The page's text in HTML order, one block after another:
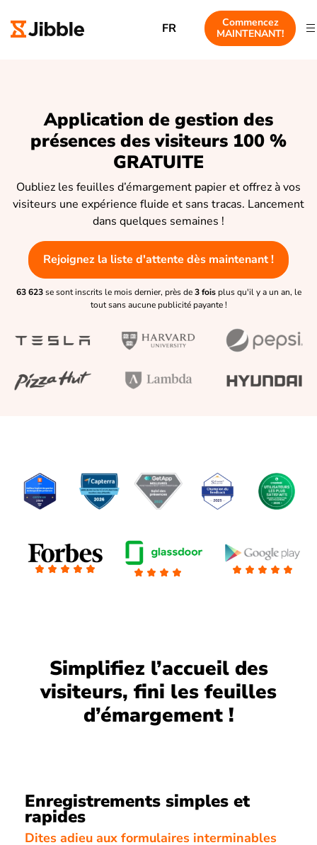
FR
Commencez
MAINTENANT!
Application de gestion des
présences des visiteurs 100 %
GRATUITE
Oubliez les feuilles d’émargement papier et offrez à vos
visiteurs une expérience fluide et sans tracas. Lancement
dans quelques semaines !
Rejoignez la liste d'attente dès maintenant !
63 623 se sont inscrits le mois dernier, près de 3 fois plus qu'il y a un an, le
tout sans aucune publicité payante !
Simplifiez l’accueil des
visiteurs, fini les feuilles
d’émargement !
Enregistrements simples et
rapides
Dites adieu aux formulaires interminables